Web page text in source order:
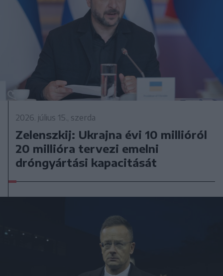
2026. július 15., szerda
Zelenszkij: Ukrajna évi 10 millióról
20 millióra tervezi emelni
dróngyártási kapacitását